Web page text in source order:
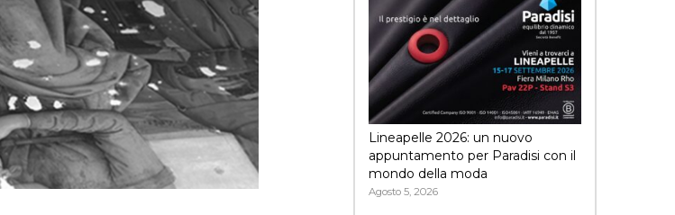
Lineapelle 2026: un nuovo
appuntamento per Paradisi con il
mondo della moda
Agosto 5, 2026